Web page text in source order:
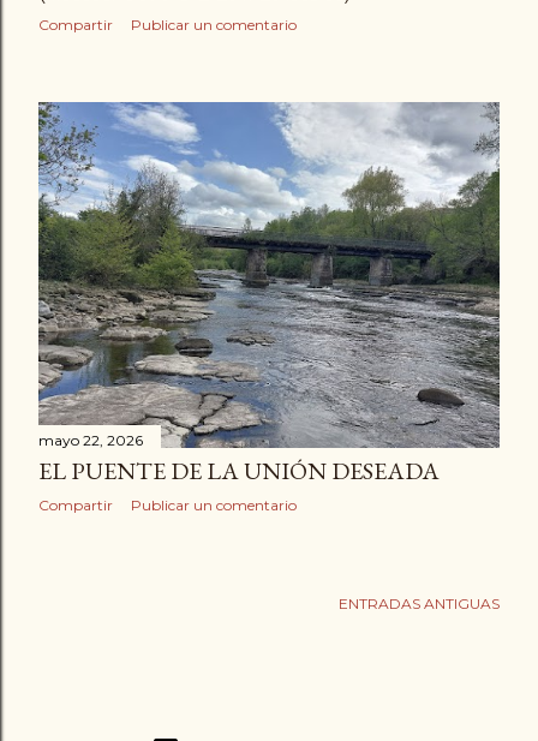
Compartir Publicar un comentario
mayo 22, 2026
EL PUENTE DE LA UNIÓN DESEADA
Compartir Publicar un comentario
ENTRADAS ANTIGUAS